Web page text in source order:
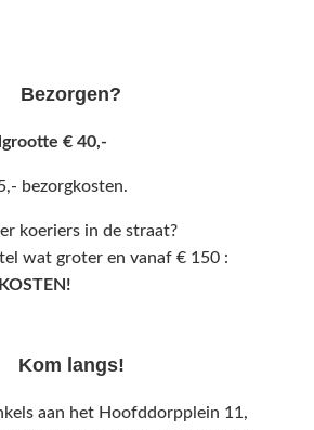
Bezorgen?
€ 40,-
bezorgkosten.
koeriers in de straat?
wat groter en vanaf € 150 :
Kom langs!
aan het Hoofddorpplein 11,